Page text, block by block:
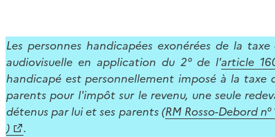
Les personnes handicapées exonérées de la
audiovisuelle en application du 2° de l'article
handicapé est personnellement imposé à la
parents pour l'impôt sur le revenu, une seule
détenus par lui et ses parents (RM Rosso-Debord
)
.